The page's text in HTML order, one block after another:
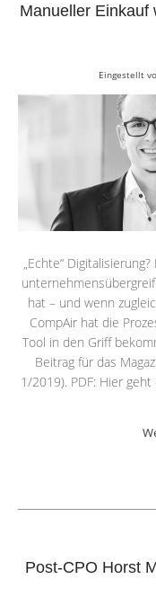
Manueller Einkauf
Eingestellt
„Echte“
hat – und wenn
CompAir hat die
Tool in den Griff
Beitrag für das
1/2019). PDF: Hier geht
Post-CPO Horst